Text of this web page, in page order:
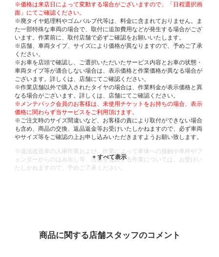
※価格は来店日によって変動する場合がございますので、「日程選択画
面」にてご確認ください。
※廃タイヤ処理料やゴムバルブ代等は、料金に含まれておりません。ま
た一部特殊な車両の場合で、取付に追加費用などが発生する場合がござ
います。作業前に、取付店舗で必ずご確認をお願いいたします。
※店舗、車両タイプ、サイズにより価格が異なりますので、予めご了承
ください。
※お車を店頭で確認し、ご選択いただいたサービス内容とお車の状態・
車両タイプ等が適合しない場合は、表示価格と作業価格が異なる場合が
ございます。詳しくは、店舗にてご確認ください。
※作業店舗以外で購入されたタイヤの場合は、作業料金が表示価格と異
なる場合がございます。詳しくは、店舗にてご確認ください。
※メンテパック会員のお客様は、未使用チケットをお持ちの場合、表示
価格に関わらず当サービスをご利用頂けます。
※ご注文時のサイズ間違いなど、お客様の責により取付ができない場合
も含め、商品の交換、返品返金等お受けいたしかねますので、必ず車両
やサイズ等をご確認の上お申し込みいただきますようお願い致します。
※違法改造車の入庫作業および、作業によって車体への接触や車枠やフ
ェンダーからのはみ出し等、法規を逸脱する作業については、お受けい
たしかねますので、予めご了承ください。
商品に関する店舗スタッフのコメント